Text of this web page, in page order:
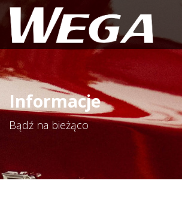
Informacje
Bądź na bieżąco